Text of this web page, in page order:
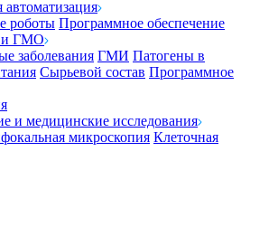
автоматизация
роботы Программное обеспечение
и ГМО
заболевания ГМИ Патогены в
Сырьевой состав Программное
и медицинские исследования
микроскопия Клеточная